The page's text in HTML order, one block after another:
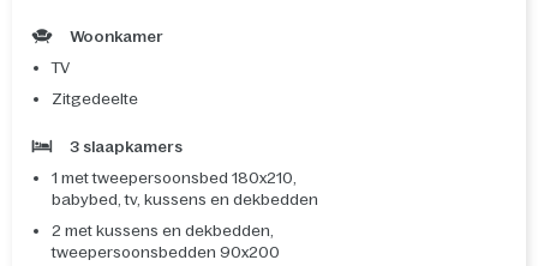
Woonkamer
TV
Zitgedeelte
3 slaapkamers
1 met tweepersoonsbed 180x210,
babybed, tv, kussens en dekbedden
2 met kussens en dekbedden,
tweepersoonsbedden 90x200